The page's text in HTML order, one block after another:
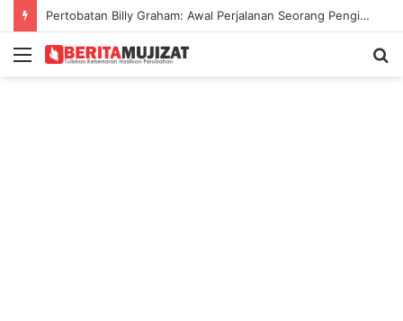
Pertobatan Billy Graham: Awal Perjalanan Seorang Penginjil Dunia
Menu